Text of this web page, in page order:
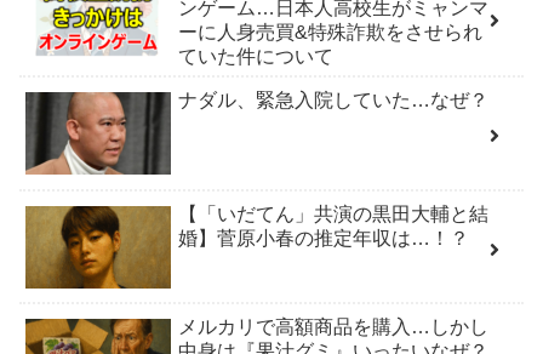
ンゲーム…日本人高校生がミャンマ
ーに人身売買&特殊詐欺をさせられ
ていた件について
ナダル、緊急入院していた…なぜ？
【「いだてん」共演の黒田大輔と結
婚】菅原小春の推定年収は…！？
メルカリで高額商品を購入…しかし